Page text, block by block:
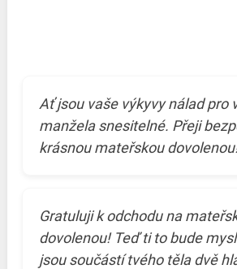
Ať jsou vaše výkyvy nálad pro
manžela snesitelné. Přeji
krásnou mateřskou
Gratuluji k odchodu na
dovolenou! Teď ti to bude
jsou součástí tvého těla dvě